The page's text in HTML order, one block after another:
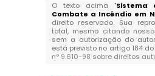
O texto acima "Sistema
Combate a Incêndio em
direito reservado. Sua
total, mesmo citando
sem a autorização do
está previsto no artigo 184
n° 9.610-98 sobre direitos